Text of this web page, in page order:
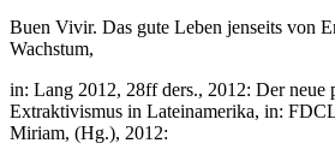
Buen Vivir. Das gute Leben jenseits von
Wachstum,
in: Lang 2012, 28ff ders., 2012: Der neue
Extraktivismus in Lateinamerika, in:
Miriam, (Hg.), 2012: